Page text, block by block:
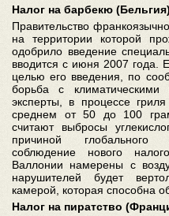
Налог на барбекю (Бельгия)
Правительство
на территории которой
одобрило введение
вводится с июня 2007 года.
целью его введения, по
борьба с климатическими
эксперты, в процессе
среднем от 50 до 100
считают выбросы
причиной глобального
соблюдение нового
Валлонии намерены с
нарушителей будет
камерой, которая способна
Налог на пиратство